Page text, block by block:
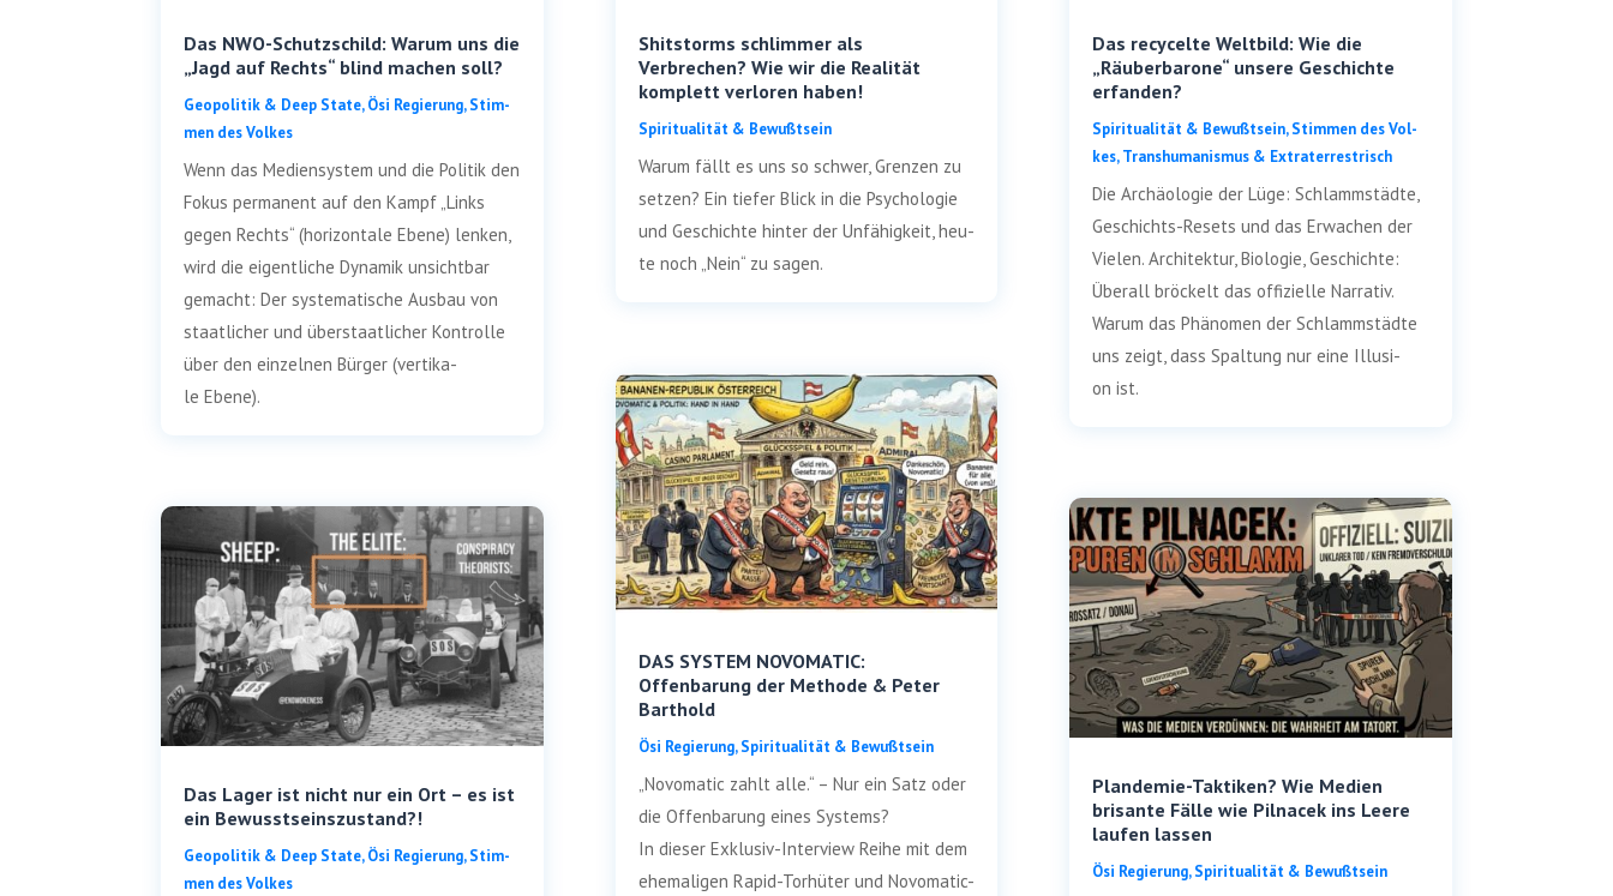
Das NWO-Schutzschild: Warum uns die
„Jagd auf Rechts“ blind machen soll?
Geo­po­li­tik & Deep Sta­te,Ösi Regie­rung,Stim­
men des Volkes
Wenn das Medi­en­sys­tem und die Poli­tik den
Fokus per­ma­nent auf den Kampf „Links
gegen Rechts“ (hori­zon­ta­le Ebe­ne) len­ken,
wird die eigent­li­che Dyna­mik unsicht­bar
gemacht: Der sys­te­ma­ti­sche Aus­bau von
staat­li­cher und über­staat­li­cher Kon­trol­le
über den ein­zel­nen Bür­ger (ver­ti­ka­
le Ebene).
Das Lager ist nicht nur ein Ort – es ist
ein Bewusstseinszustand?!
Geo­po­li­tik & Deep Sta­te,Ösi Regie­rung,Stim­
men des Volkes
Shitstorms schlimmer als
Verbrechen? Wie wir die Realität
komplett verloren haben!
Spi­ri­tua­li­tät & Bewußtsein
War­um fällt es uns so schwer, Gren­zen zu
set­zen? Ein tie­fer Blick in die Psy­cho­lo­gie
und Geschich­te hin­ter der Unfä­hig­keit, heu­
te noch „Nein“ zu sagen.
DAS SYSTEM NOVOMATIC:
Offenbarung der Methode & Peter
Barthold
Ösi Regie­rung,Spi­ri­tua­li­tät & Bewußtsein
„Novo­ma­tic zahlt alle.“ – Nur ein Satz oder
die Offen­ba­rung eines Systems?
In die­ser Exklu­­siv-Inter­­view Rei­he mit dem
ehe­ma­li­gen Rapid-Tor­hü­­ter und Novo­­ma­­tic-
Das recycelte Weltbild: Wie die
„Räuberbarone“ unsere Geschichte
erfanden?
Spi­ri­tua­li­tät & Bewußt­sein,Stim­men des Vol­
kes,Trans­hu­ma­nis­mus & Extraterrestrisch
Die Archäo­lo­gie der Lüge: Schlamm­städ­te,
Geschichts-Resets und das Erwa­chen der
Vie­len. Archi­tek­tur, Bio­lo­gie, Geschich­te:
Über­all brö­ckelt das offi­zi­el­le Nar­ra­tiv.
War­um das Phä­no­men der Schlamm­städ­te
uns zeigt, dass Spal­tung nur eine Illu­si­
on ist.
Plandemie-Taktiken? Wie Medien
brisante Fälle wie Pilnacek ins Leere
laufen lassen
Ösi Regie­rung,Spi­ri­tua­li­tät & Bewußtsein